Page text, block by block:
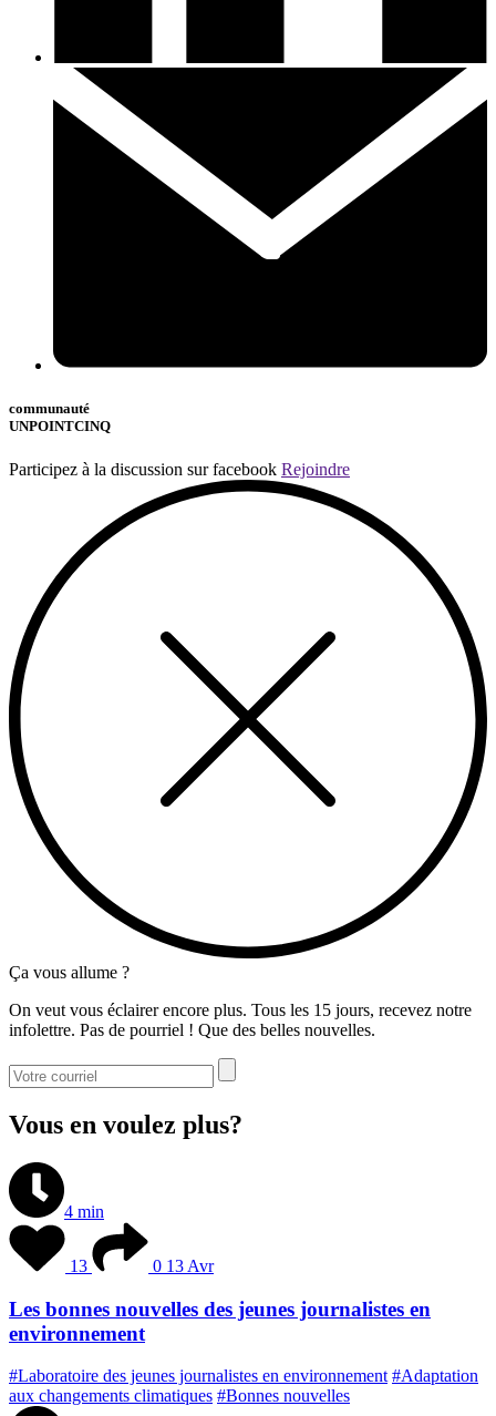
communauté
UNPOINTCINQ
Participez à la discussion sur facebook Rejoindre
Ça vous allume ?
On veut vous éclairer encore plus. Tous les 15 jours, recevez notre
infolettre. Pas de pourriel ! Que des belles nouvelles.
Vous en voulez plus?
4 min
13 0 13 Avr
Les bonnes nouvelles des jeunes journalistes en
environnement
#Laboratoire des jeunes journalistes en environnement #Adaptation
aux changements climatiques #Bonnes nouvelles